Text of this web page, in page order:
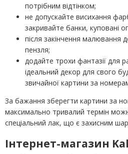
потрібним відтінком;
не допускайте висихання
закривайте банки, куповані
після закінчення малювання
пензля;
додайте трохи фантазії для
ідеальний декор для свого
звичайної картини за
За бажання зберегти картини за
максимально тривалий термін
спеціальний лак, що є захисним
Інтернет-магазин